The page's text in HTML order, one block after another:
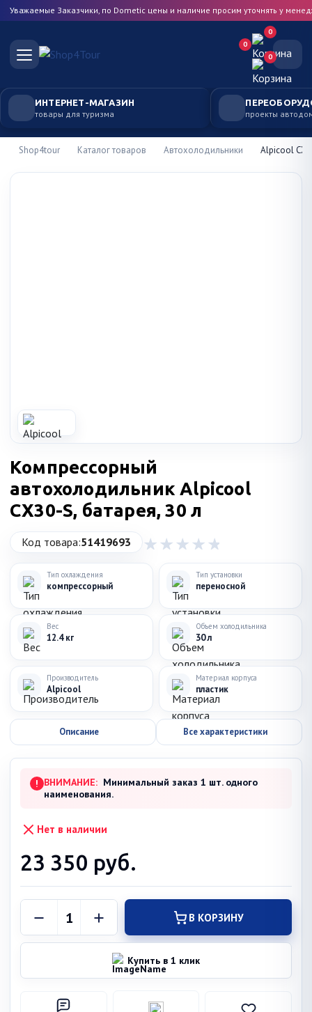
Уважаемые Заказчики, по Dometic цены и наличие просим уточнять у
0
0
0
ИНТЕРНЕТ-МАГАЗИН
товары для туризма проекты
Shop4tour Каталог товаров Автохолодильники Alpicool
Компрессорный
автохолодильник Alpicool
CX30-S, батарея, 30 л
Код товара:51419693
Тип охлаждения
компрессорный
Тип установки
переносной
Вес
12.4 кг
Объем холодильника
30 л
Производитель
Alpicool
Материал корпуса
пластик
Описание Все характеристики
! ВНИМАНИЕ: Минимальный заказ 1 шт. одного
наименования.
Нет в наличии
23 350 руб.
В КОРЗИНУ
Купить в 1 клик